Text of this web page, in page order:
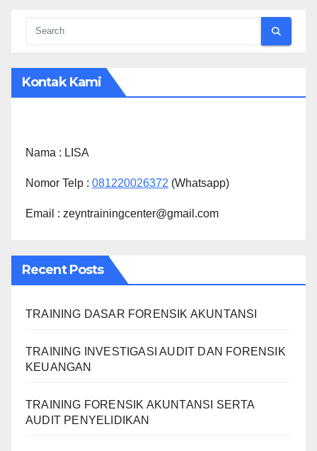
Kontak Kami
Nama : LISA
Nomor Telp : 081220026372 (Whatsapp)
Email : zeyntrainingcenter@gmail.com
Recent Posts
TRAINING DASAR FORENSIK AKUNTANSI
TRAINING INVESTIGASI AUDIT DAN FORENSIK
KEUANGAN
TRAINING FORENSIK AKUNTANSI SERTA
AUDIT PENYELIDIKAN